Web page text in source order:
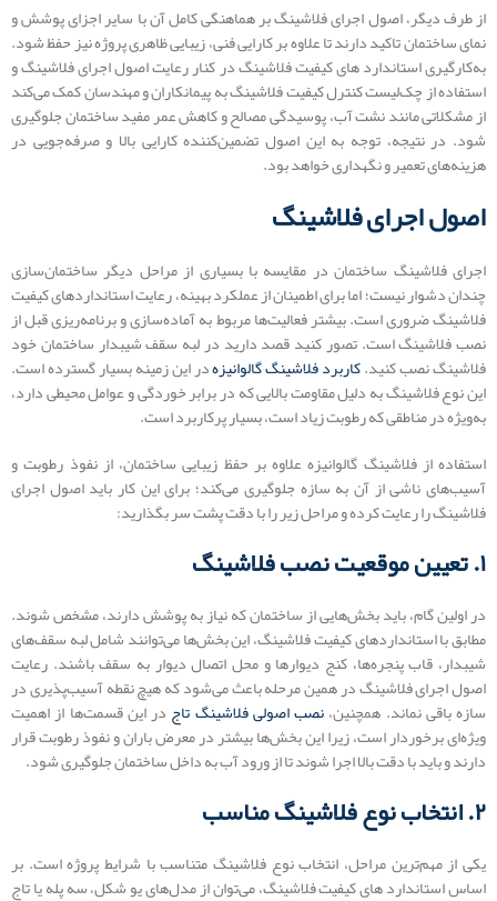
از طرف دیگر، اصول اجرای فلاشینگ بر هماهنگی کامل آن با سایر اجزای پوشش و
نمای ساختمان تاکید دارند تا علاوه بر کارایی فنی، زیبایی ظاهری پروژه نیز حفظ شود.
به‌کارگیری استاندارد های کیفیت فلاشینگ در کنار رعایت اصول اجرای فلاشینگ و
استفاده از چک‌لیست کنترل کیفیت فلاشینگ به پیمانکاران و مهندسان کمک می‌کند
از مشکلاتی مانند نشت آب، پوسیدگی مصالح و کاهش عمر مفید ساختمان جلوگیری
شود. در نتیجه، توجه به این اصول تضمین‌کننده کارایی بالا و صرفه‌جویی در
هزینه‌های تعمیر و نگهداری خواهد بود.
اصول اجرای فلاشینگ
اجرای فلاشینگ ساختمان در مقایسه با بسیاری از مراحل دیگر ساختمان‌سازی
چندان دشوار نیست؛ اما برای اطمینان از عملکرد بهینه، رعایت استانداردهای کیفیت
فلاشینگ ضروری است. بیشتر فعالیت‌ها مربوط به آماده‌سازی و برنامه‌ریزی قبل از
نصب فلاشینگ است. تصور کنید قصد دارید در لبه سقف شیبدار ساختمان خود
فلاشینگ نصب کنید.کاربرد فلاشینگ گالوانیزهدر این زمینه بسیار گسترده است.
این نوع فلاشینگ به دلیل مقاومت بالایی که در برابر خوردگی و عوامل محیطی دارد،
به‌ویژه در مناطقی که رطوبت زیاد است، بسیار پرکاربرد است.
استفاده از فلاشینگ گالوانیزه علاوه بر حفظ زیبایی ساختمان، از نفوذ رطوبت و
آسیب‌های ناشی از آن به سازه جلوگیری می‌کند؛ برای این کار باید اصول اجرای
فلاشینگ را رعایت کرده و مراحل زیر را با دقت پشت سر بگذارید:
۱. تعیین موقعیت نصب فلاشینگ
در اولین گام، باید بخش‌هایی از ساختمان که نیاز به پوشش دارند، مشخص شوند.
مطابق با استانداردهای کیفیت فلاشینگ، این بخش‌ها می‌توانند شامل لبه سقف‌های
شیبدار، قاب پنجره‌ها، کنج دیوارها و محل اتصال دیوار به سقف باشند. رعایت
اصول اجرای فلاشینگ در همین مرحله باعث می‌شود که هیچ نقطه آسیب‌پذیری در
سازه باقی نماند. همچنین،نصب اصولی فلاشینگ تاج در این قسمت‌ها از اهمیت
ویژه‌ای برخوردار است، زیرا این بخش‌ها بیشتر در معرض باران و نفوذ رطوبت قرار
دارند و باید با دقت بالا اجرا شوند تا از ورود آب به داخل ساختمان جلوگیری شود.
۲. انتخاب نوع فلاشینگ مناسب
یکی از مهم‌ترین مراحل، انتخاب نوع فلاشینگ متناسب با شرایط پروژه است. بر
اساس استاندارد های کیفیت فلاشینگ، می‌توان از مدل‌های یو شکل، سه پله یا تاج